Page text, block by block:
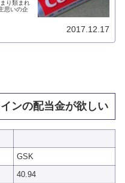
り類まれ
思いの企
2017.12.17
ンの配当金が欲しい
GSK
40.94